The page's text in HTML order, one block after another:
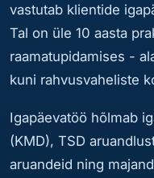
vastutab klientide
Tal on üle 10 aasta
raamatupidamises -
kuni rahvusvaheliste
Igapäevatöö hõlmab
(KMD), TSD
aruandeid ning